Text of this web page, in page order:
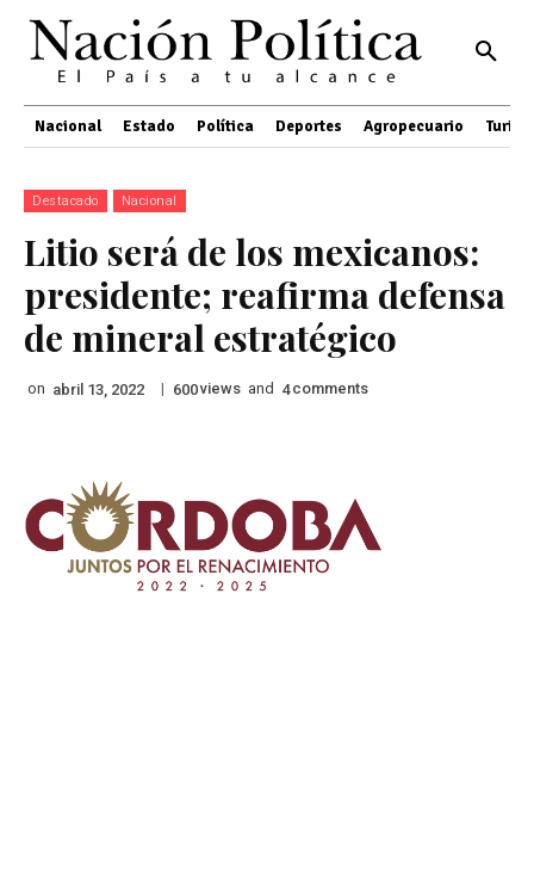
Nacional Estado Política Deportes Agropecuario
Destacado Nacional
Litio será de los mexicanos:
presidente; reafirma defensa
de mineral estratégico
on abril 13, 2022 | 600views and 4 comments